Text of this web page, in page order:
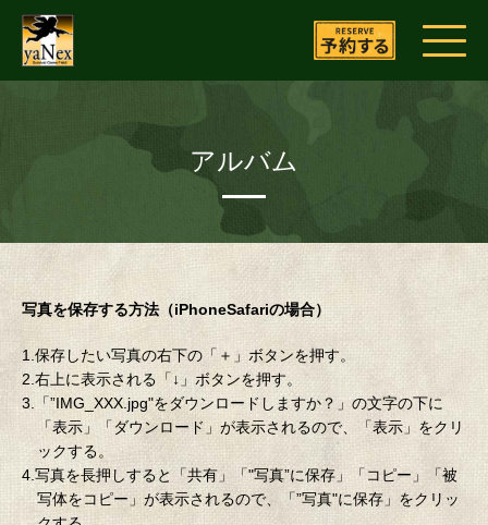
アルバム
写真を保存する方法（iPhoneSafariの場合）
1.保存したい写真の右下の「＋」ボタンを押す。
2.右上に表示される「↓」ボタンを押す。
3.「”IMG_XXX.jpg"をダウンロードしますか？」の文字の下に
「表示」「ダウンロード」が表示されるので、「表示」をクリ
ックする。
4.写真を長押しすると「共有」「"写真”に保存」「コピー」「被
写体をコピー」が表示されるので、「”写真"に保存」をクリッ